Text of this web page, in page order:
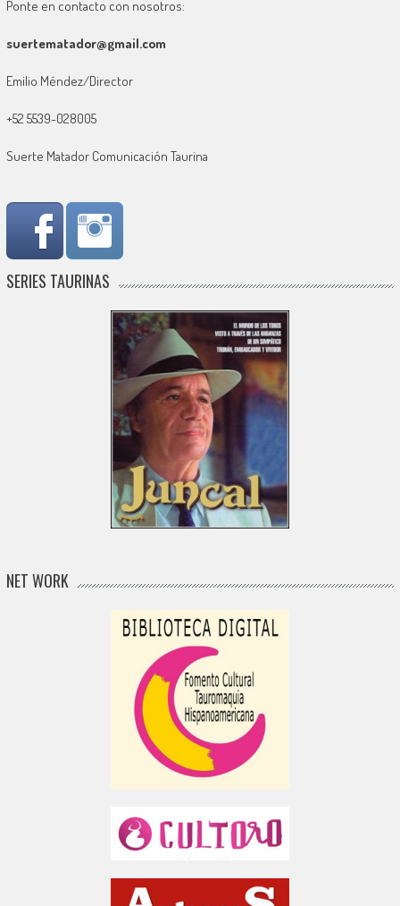
Ponte en contacto con nosotros:
suertematador@gmail.com
Emilio Méndez/Director
+52 5539-028005
Suerte Matador Comunicación Taurina
SERIES TAURINAS
NET WORK